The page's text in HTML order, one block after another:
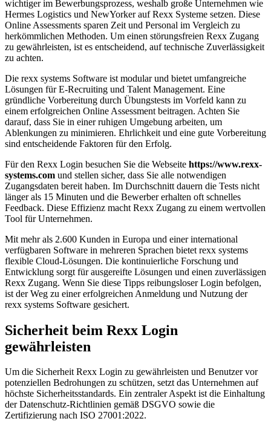
wichtiger im Bewerbungsprozess, weshalb große Unternehmen wie
Hermes Logistics und NewYorker auf Rexx Systeme setzen. Diese
Online Assessments sparen Zeit und Personal im Vergleich zu
herkömmlichen Methoden. Um einen störungsfreien Rexx Zugang
zu gewährleisten, ist es entscheidend, auf technische Zuverlässigkeit
zu achten.
Die rexx systems Software ist modular und bietet umfangreiche
Lösungen für E-Recruiting und Talent Management. Eine
gründliche Vorbereitung durch Übungstests im Vorfeld kann zu
einem erfolgreichen Online Assessment beitragen. Achten Sie
darauf, dass Sie in einer ruhigen Umgebung arbeiten, um
Ablenkungen zu minimieren. Ehrlichkeit und eine gute Vorbereitung
sind entscheidende Faktoren für den Erfolg.
Für den Rexx Login besuchen Sie die Webseite https://www.rexx-
systems.com und stellen sicher, dass Sie alle notwendigen
Zugangsdaten bereit haben. Im Durchschnitt dauern die Tests nicht
länger als 15 Minuten und die Bewerber erhalten oft schnelles
Feedback. Diese Effizienz macht Rexx Zugang zu einem wertvollen
Tool für Unternehmen.
Mit mehr als 2.600 Kunden in Europa und einer international
verfügbaren Software in mehreren Sprachen bietet rexx systems
flexible Cloud-Lösungen. Die kontinuierliche Forschung und
Entwicklung sorgt für ausgereifte Lösungen und einen zuverlässigen
Rexx Zugang. Wenn Sie diese Tipps reibungsloser Login befolgen,
ist der Weg zu einer erfolgreichen Anmeldung und Nutzung der
rexx systems Software gesichert.
Sicherheit beim Rexx Login
gewährleisten
Um die Sicherheit Rexx Login zu gewährleisten und Benutzer vor
potenziellen Bedrohungen zu schützen, setzt das Unternehmen auf
höchste Sicherheitsstandards. Ein zentraler Aspekt ist die Einhaltung
der Datenschutz-Richtlinien gemäß DSGVO sowie die
Zertifizierung nach ISO 27001:2022.